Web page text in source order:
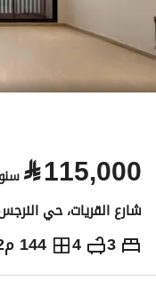
⃁115,000
شارع القريات، حي
3
4 144 م2 ⃁
115,000 سنوياً